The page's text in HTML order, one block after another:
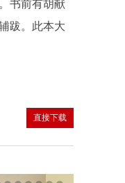
书前有胡献
跋。此本大
直接下载